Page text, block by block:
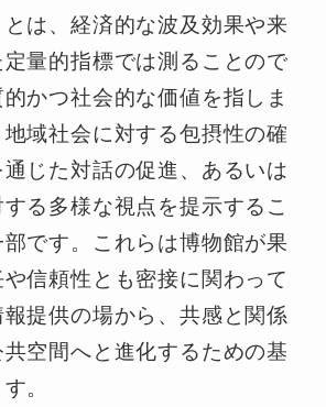
とは、経済的な波及効果や来
量的指標では測ることので
かつ社会的な価値を指しま
域社会に対する包摂性の確
じた対話の促進、あるいは
る多様な視点を提示するこ
です。これらは博物館が果
信頼性とも密接に関わって
提供の場から、共感と関係
空間へと進化するための基
。